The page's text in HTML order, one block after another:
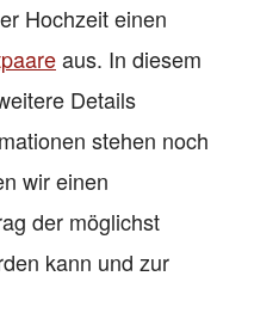
Hochzeit einen
aus. In diesem
Details
stehen noch
wir einen
der möglichst
kann und zur